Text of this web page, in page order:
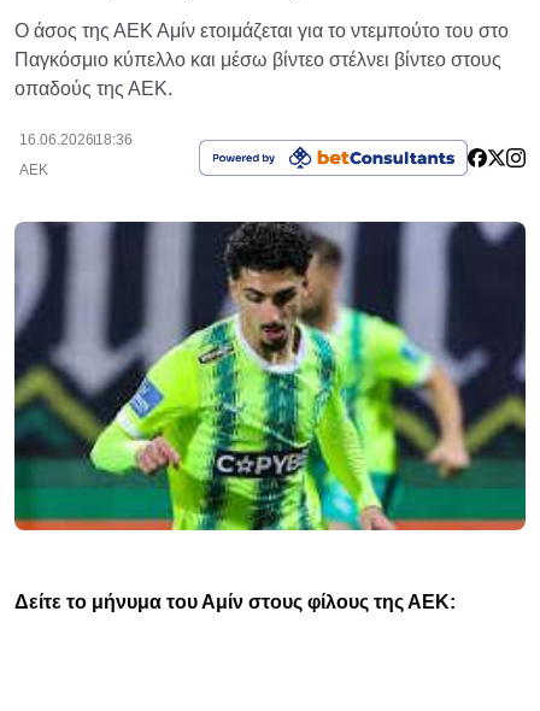
Ο άσος της ΑΕΚ Αμίν ετοιμάζεται για το ντεμπούτο του στο
Παγκόσμιο κύπελλο και μέσω βίντεο στέλνει βίντεο στους
οπαδούς της ΑΕΚ.
16.06.2026 18:36
ΑΕΚ
Δείτε το μήνυμα του Αμίν στους φίλους της ΑΕΚ: